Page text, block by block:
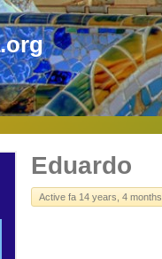
Eduardo
Active fa 14 years, 4 months